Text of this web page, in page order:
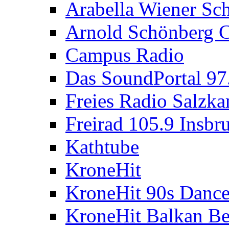
Arabella Wiener
Arnold Schönberg
Campus Radio
Das SoundPortal
Freies Radio
Freirad 105.9
Kathtube
KroneHit
KroneHit 90s
KroneHit Balkan